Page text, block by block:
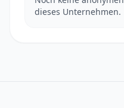
dieses Unternehmen.